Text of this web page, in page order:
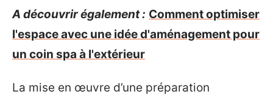
A découvrir également : Comment optimiser
l'espace avec une idée d'aménagement pour
un coin spa à l'extérieur
La mise en œuvre d’une préparation